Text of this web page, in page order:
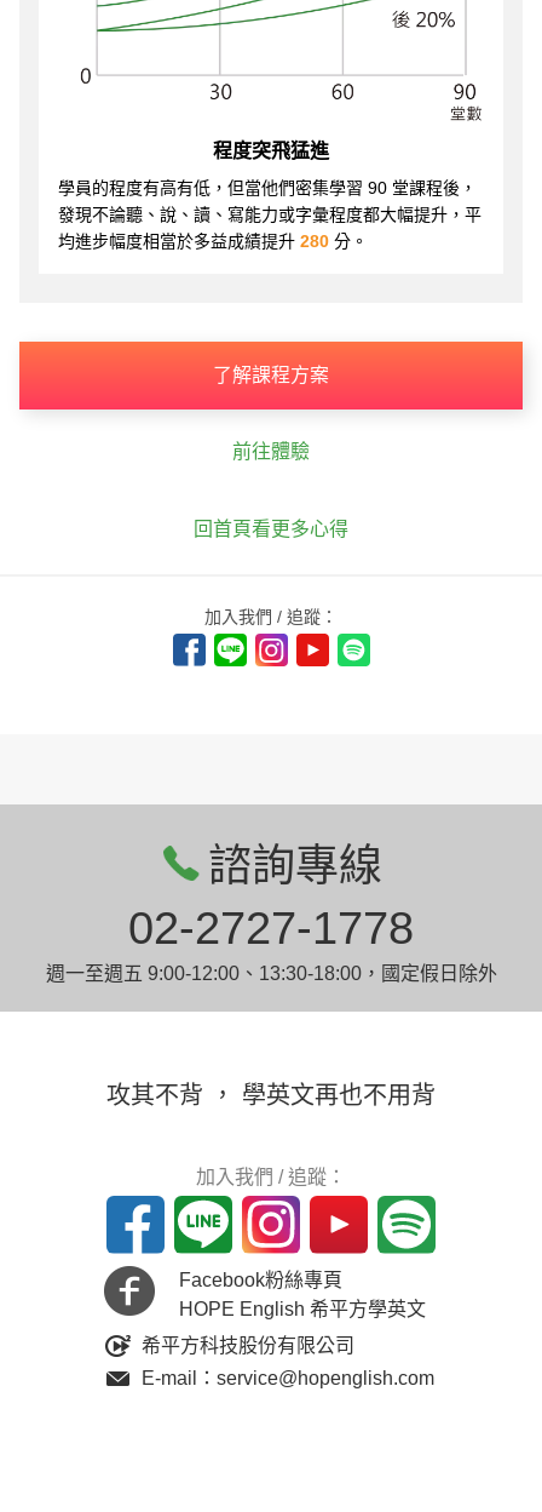
程度突飛猛進
學員的程度有高有低，但當他們密集學習 90 堂課程後，
發現不論聽、說、讀、寫能力或字彙程度都大幅提升，平
均進步幅度相當於多益成績提升 280 分。
了解課程方案
前往體驗
回首頁看更多心得
加入我們 / 追蹤：
諮詢專線
02-2727-1778
週一至週五 9:00-12:00、13:30-18:00，國定假日除外
攻其不背 ， 學英文再也不用背
加入我們 / 追蹤：
Facebook粉絲專頁
HOPE English 希平方學英文
希平方科技股份有限公司
E-mail：service@hopenglish.com